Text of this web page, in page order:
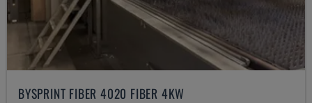
BYSPRINT FIBER 4020 FIBER 4KW